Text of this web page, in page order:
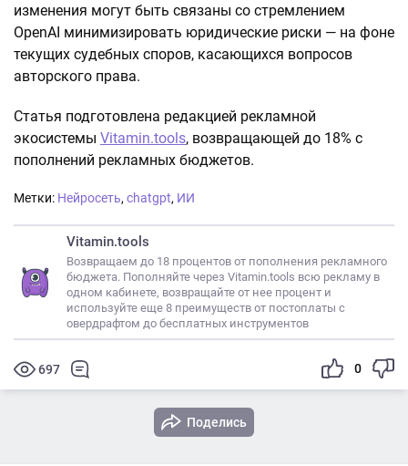
изменения могут быть связаны со стремлением
OpenAI минимизировать юридические риски — на фоне
текущих судебных споров, касающихся вопросов
авторского права.
Статья подготовлена редакцией рекламной
экосистемы Vitamin.tools, возвращающей до 18% с
пополнений рекламных бюджетов.
Метки: Нейросеть, chatgpt, ИИ
Vitamin.tools
Возвращаем до 18 процентов от пополнения рекламного
бюджета. Пополняйте через Vitamin.tools всю рекламу в
одном кабинете, возвращайте от нее процент и
используйте еще 8 преимуществ от постоплаты с
овердрафтом до бесплатных инструментов
697 0
Поделись